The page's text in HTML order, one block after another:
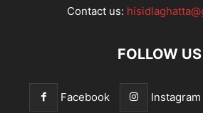
Contact us:
FOLLOW US
Facebook Instagram